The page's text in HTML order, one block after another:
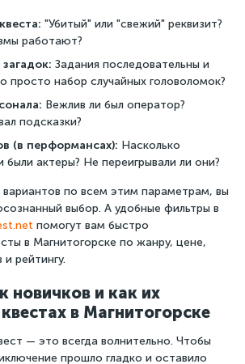
"Убитый" или "свежий" реквизит?
работают?
Задания последовательны и
просто набор случайных головоломок?
Вежлив ли был оператор?
подсказки?
(в перформансах): Насколько
были актеры? Не переигрывали ли они?
вариантов по всем этим параметрам, вы
выбор. А удобные фильтры в
помогут вам быстро
в Магнитогорске по жанру, цене,
и рейтингу.
новичков и как их
в Магнитогорске
— это всегда волнительно. Чтобы
прошло гладко и оставило